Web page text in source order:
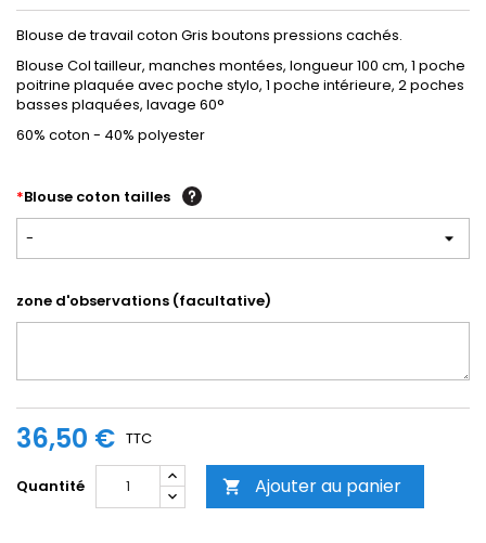
Blouse de travail coton Gris boutons pressions cachés.
Blouse Col tailleur, manches montées, longueur 100 cm, 1 poche
poitrine plaquée avec poche stylo, 1 poche intérieure, 2 poches
basses plaquées, lavage 60°
60% coton - 40% polyester
*Blouse coton tailles
-
zone d'observations (facultative)
36,50 € TTC
Quantité  Ajouter au panier